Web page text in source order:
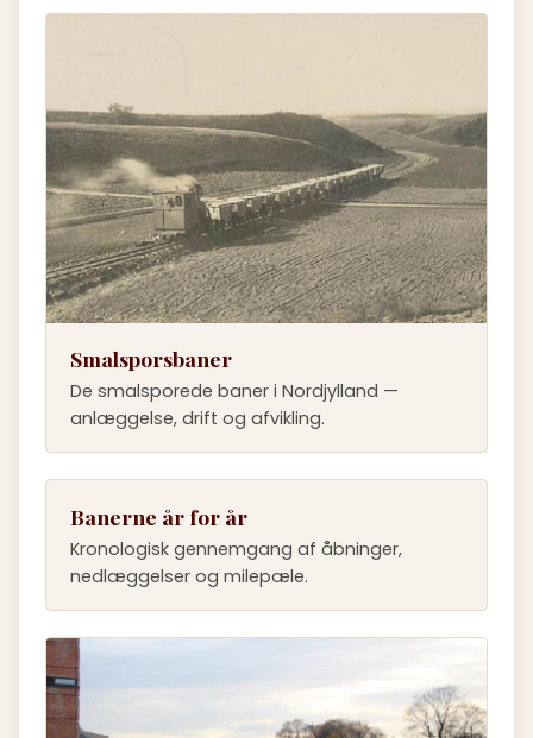
Smalsporsbaner
De smalsporede baner i Nordjylland —
anlæggelse, drift og afvikling.
Banerne år for år
Kronologisk gennemgang af åbninger,
nedlæggelser og milepæle.